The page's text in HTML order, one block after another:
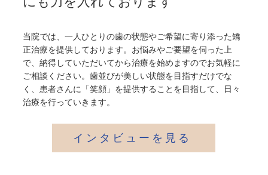
当院では、一人ひとりの歯の状態やご希望に寄り添った矯
正治療を提供しております。お悩みやご要望を伺った上
で、納得していただいてから治療を始めますのでお気軽に
ご相談ください。歯並びが美しい状態を目指すだけでな
く、患者さんに「笑顔」を提供することを目指して、日々
治療を行っていきます。
インタビューを見る